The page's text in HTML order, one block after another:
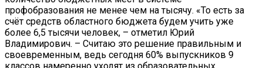
профобразования не менее чем на тысячу. «То есть за
счёт средств областного бюджета будем учить уже
более 6,5 тысячи человек, – отметил Юрий
Владимирович. – Считаю это решение правильным и
своевременным, ведь сегодня 60% выпускников 9